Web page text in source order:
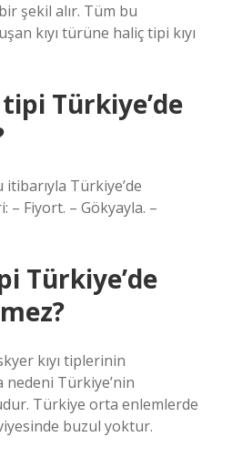
şekil alır. Tüm bu
kıyı türüne haliç tipi kıyı
tipi Türkiye’de
Türkiye’de
– Fiyort. – Gökyayla. –
Türkiye’de
kıyı tiplerinin
nedeni Türkiye’nin
Türkiye orta enlemlerde
buzul yoktur.